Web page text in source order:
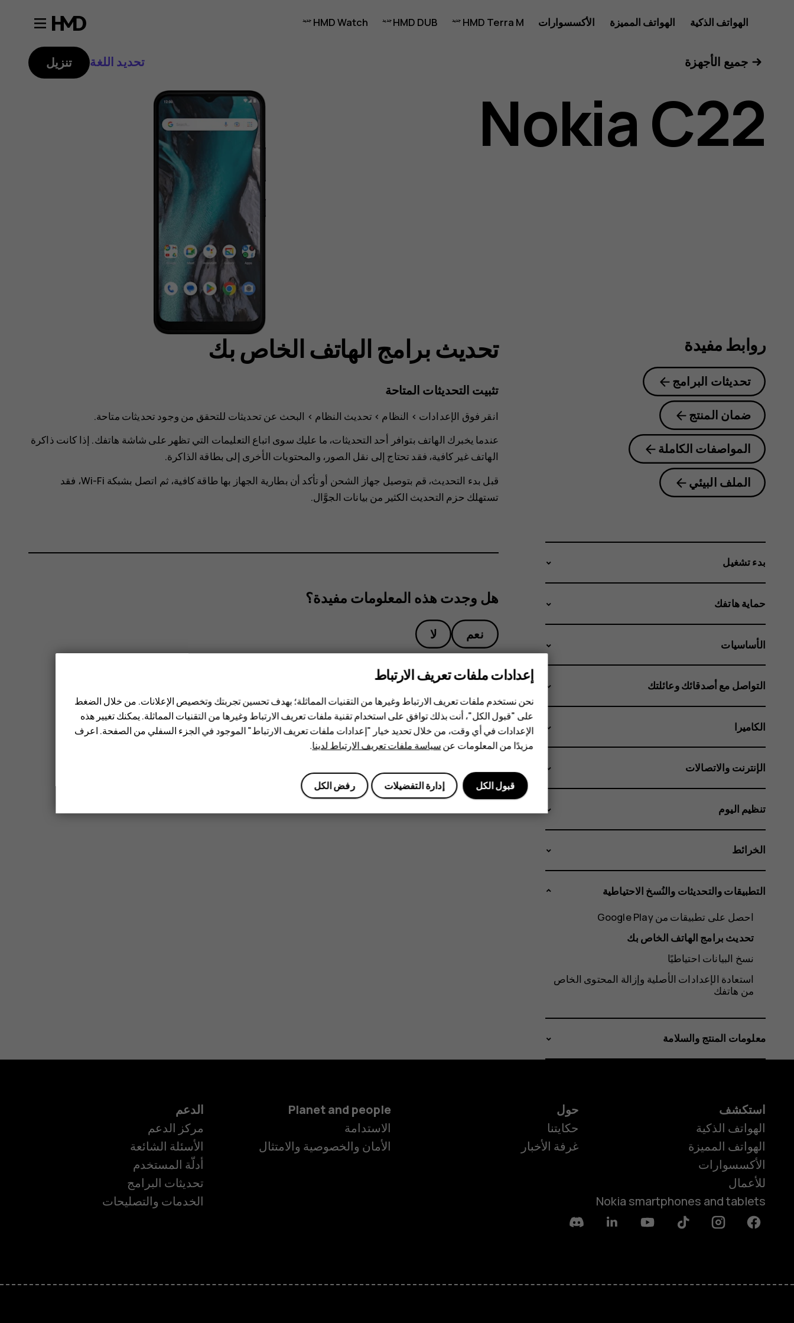
دليل
مستخدم
Nokia
الهواتف الذكية الهواتف المميزة الأكسسوارات HMD Terra M
HMD DUB
HMD Watch
الهواتف الذكية
HMD Terra M
جميع الأجهزة تحديد اللغة تنزيل
Nokia C22
تحديث برامج الهاتف الخاص بك
تثبيت التحديثات المتاحة
انقر فوق الإعدادات > النظام > تحديث النظام > البحث عن تحديثات للتحقق من وجود تحديثات متاحة.
عندما يخبرك الهاتف بتوافر أحد التحديثات، ما عليك سوى اتباع التعليمات التي تظهر على شاشة هاتفك. إذا كانت ذاكرة
الهاتف غير كافية، فقد تحتاج إلى نقل الصور، والمحتويات الأخرى إلى بطاقة الذاكرة.
قبل بدء التحديث، قم بتوصيل جهاز الشحن أو تأكد أن بطارية الجهاز بها طاقة كافية، ثم اتصل بشبكة Wi-Fi، فقد
تستهلك حزم التحديث الكثير من بيانات الجوَّال.
هل وجدت هذه المعلومات مفيدة؟
نعم لا
روابط مفيدة
تحديثات البرامج
ضمان المنتج
المواصفات الكاملة
الملف البيئي
بدء تشغيل
حماية هاتفك
الأساسيات
التواصل مع أصدقائك وعائلتك
الكاميرا
الإنترنت والاتصالات
تنظيم اليوم
الخرائط
التطبيقات والتحديثات والنُسخ الاحتياطية
احصل على تطبيقات من Google Play
تحديث برامج الهاتف الخاص بك
نسخ البيانات احتياطيًا
استعادة الإعدادات الأصلية وإزالة المحتوى الخاص
من هاتفك
معلومات المنتج والسلامة
استكشف
الهواتف الذكية
الهواتف المميزة
الأكسسوارات
للأعمال
Nokia smartphones and tablets
حول
حكايتنا
غرفة الأخبار
Planet and people
الاستدامة
الأمان والخصوصية والامتثال
الدعم
مركز الدعم
الأسئلة الشائعة
أدلّة المستخدم
تحديثات البرامج
الخدمات والتصليحات
Facebook
Instagram
Tiktok
Youtube
Linkedin
Discord
إعدادات ملفات تعريف الارتباط
نحن نستخدم ملفات تعريف الارتباط وغيرها من التقنيات المماثلة؛ بهدف تحسين تجربتك وتخصيص الإعلانات. من خلال الضغط
على "قبول الكل"، أنت بذلك توافق على استخدام تقنية ملفات تعريف الارتباط وغيرها من التقنيات المماثلة. يمكنك تغيير هذه
الإعدادات في أي وقت، من خلال تحديد خيار "إعدادات ملفات تعريف الارتباط" الموجود في الجزء السفلي من الصفحة. اعرف
مزيدًا من المعلومات عنسياسة ملفات تعريف الارتباط لدينا.
رفض الكل إدارة التفضيلات قبول الكل